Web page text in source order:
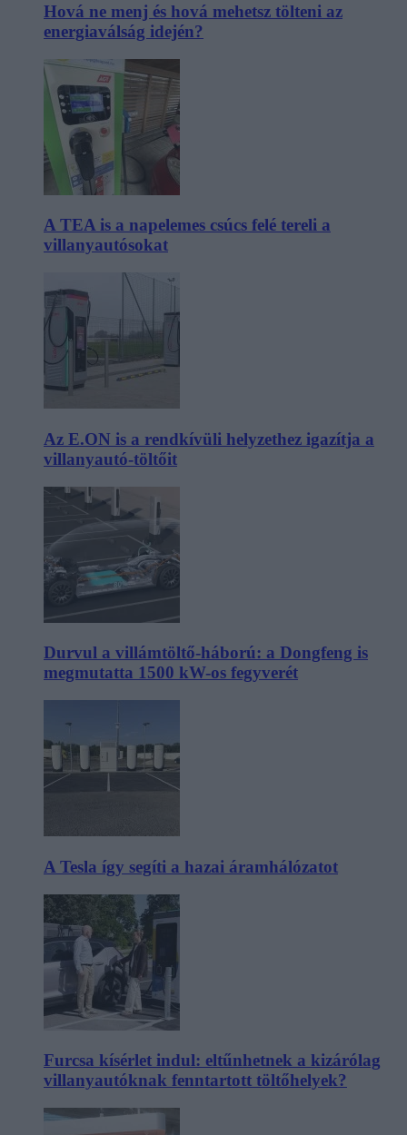
Hová ne menj és hová mehetsz tölteni az
energiaválság idején?
A TEA is a napelemes csúcs felé tereli a
villanyautósokat
Az E.ON is a rendkívüli helyzethez igazítja a
villanyautó-töltőit
Durvul a villámtöltő-háború: a Dongfeng is
megmutatta 1500 kW-os fegyverét
A Tesla így segíti a hazai áramhálózatot
Furcsa kísérlet indul: eltűnhetnek a kizárólag
villanyautóknak fenntartott töltőhelyek?